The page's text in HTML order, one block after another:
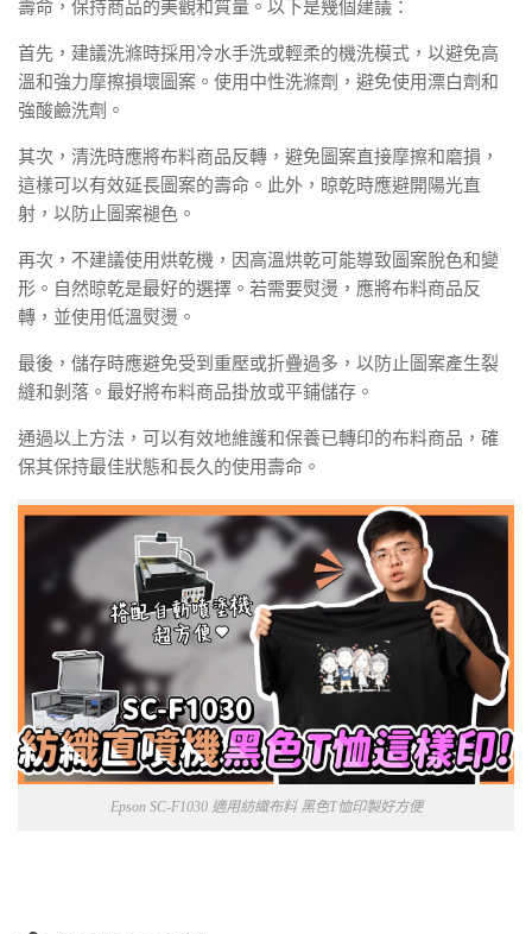
壽命，保持商品的美觀和質量。以下是幾個建議：
首先，建議洗滌時採用冷水手洗或輕柔的機洗模式，以避免高
溫和強力摩擦損壞圖案。使用中性洗滌劑，避免使用漂白劑和
強酸鹼洗劑。
其次，清洗時應將布料商品反轉，避免圖案直接摩擦和磨損，
這樣可以有效延長圖案的壽命。此外，晾乾時應避開陽光直
射，以防止圖案褪色。
再次，不建議使用烘乾機，因高溫烘乾可能導致圖案脫色和變
形。自然晾乾是最好的選擇。若需要熨燙，應將布料商品反
轉，並使用低溫熨燙。
最後，儲存時應避免受到重壓或折疊過多，以防止圖案產生裂
縫和剝落。最好將布料商品掛放或平鋪儲存。
通過以上方法，可以有效地維護和保養已轉印的布料商品，確
保其保持最佳狀態和長久的使用壽命。
Epson SC-F1030 適用紡織布料 黑色T恤印製好方便